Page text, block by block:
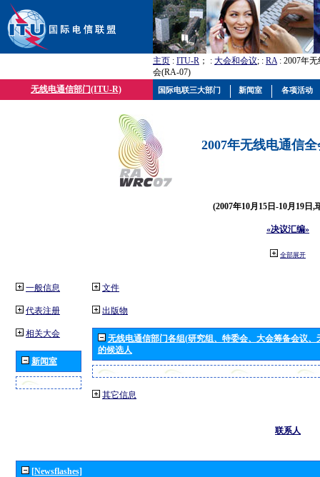
主页 : ITU-R ； : 大会和会议; : RA: 2007年
会(RA-07)
无线电通信部门(ITU-R)
2007年无线电通信
(2007年10月15日-10月19日,
«决议汇编»
全部展开
一般信息
代表注册
相关大会
新闻室
文件
出版物
无线电通信部门各组(研究组、特委会、大会筹备会议
的候选人
其它信息
联系人
[Newsflashes]
国际电联三大部门 新闻室 各项活动